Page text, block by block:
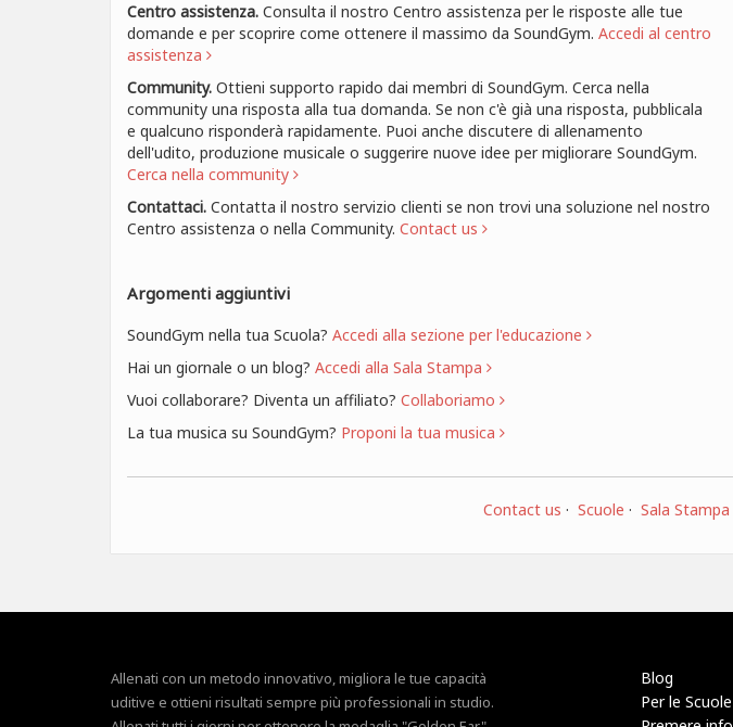
Centro assistenza. Consulta il nostro Centro assistenza per le risposte alle tue
domande e per scoprire come ottenere il massimo da SoundGym. Accedi al centro
assistenza
Community. Ottieni supporto rapido dai membri di SoundGym. Cerca nella
community una risposta alla tua domanda. Se non c'è già una risposta, pubblicala
e qualcuno risponderà rapidamente. Puoi anche discutere di allenamento
dell'udito, produzione musicale o suggerire nuove idee per migliorare SoundGym.
Cerca nella community
Contattaci. Contatta il nostro servizio clienti se non trovi una soluzione nel nostro
Centro assistenza o nella Community. Contact us
Argomenti aggiuntivi
SoundGym nella tua Scuola? Accedi alla sezione per l'educazione
Hai un giornale o un blog? Accedi alla Sala Stampa
Vuoi collaborare? Diventa un affiliato? Collaboriamo
La tua musica su SoundGym? Proponi la tua musica
Contact us · Scuole · Sala Stampa
Allenati con un metodo innovativo, migliora le tue capacità
uditive e ottieni risultati sempre più professionali in studio.
Blog
Per le Scuole